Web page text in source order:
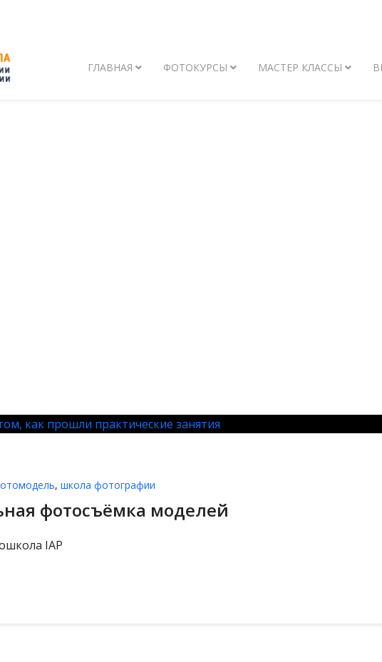
ГЛАВНАЯ ФОТОКУРСЫ МАСТЕР КЛАССЫ
, школа фотографии
фотосъёмка моделей
IAP